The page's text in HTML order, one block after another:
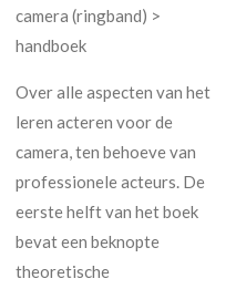
camera (ringband) >
handboek
Over alle aspecten van het
leren acteren voor de
camera, ten behoeve van
professioneleacteurs. De
eerste helft van het boek
bevat een beknopte
theoretische